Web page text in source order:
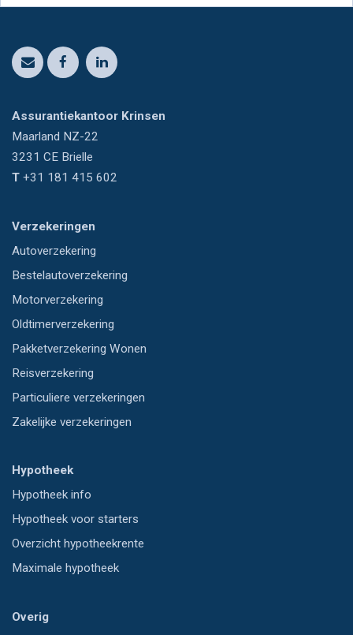
Assurantiekantoor Krinsen
Maarland NZ-22
3231 CE Brielle
T +31 181 415 602
Verzekeringen
Autoverzekering
Bestelautoverzekering
Motorverzekering
Oldtimerverzekering
Pakketverzekering Wonen
Reisverzekering
Particuliere verzekeringen
Zakelijke verzekeringen
Hypotheek
Hypotheek info
Hypotheek voor starters
Overzicht hypotheekrente
Maximale hypotheek
Overig